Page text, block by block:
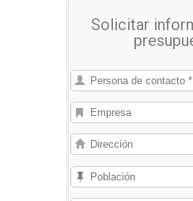
le pondremos en
empresas que se los
Solicitar